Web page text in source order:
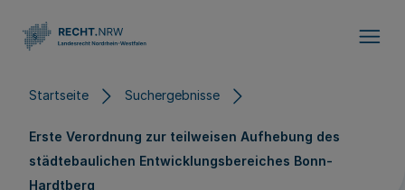
Startseite Suchergebnisse
Erste Verordnung zur teilweisen Aufhebung des
städtebaulichen Entwicklungsbereiches Bonn-
Hardtberg